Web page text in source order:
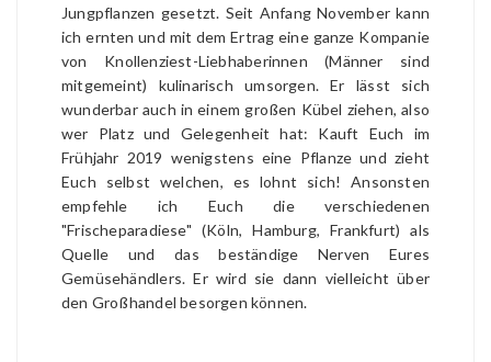
Jungpflanzen gesetzt. Seit Anfang November kann
ich ernten und mit dem Ertrag eine ganze Kompanie
von Knollenziest-Liebhaberinnen (Männer sind
mitgemeint) kulinarisch umsorgen. Er lässt sich
wunderbar auch in einem großen Kübel ziehen, also
wer Platz und Gelegenheit hat: Kauft Euch im
Frühjahr 2019 wenigstens eine Pflanze und zieht
Euch selbst welchen, es lohnt sich! Ansonsten
empfehle ich Euch die verschiedenen
"Frischeparadiese" (Köln, Hamburg, Frankfurt) als
Quelle und das beständige Nerven Eures
Gemüsehändlers. Er wird sie dann vielleicht über
den Großhandel besorgen können.